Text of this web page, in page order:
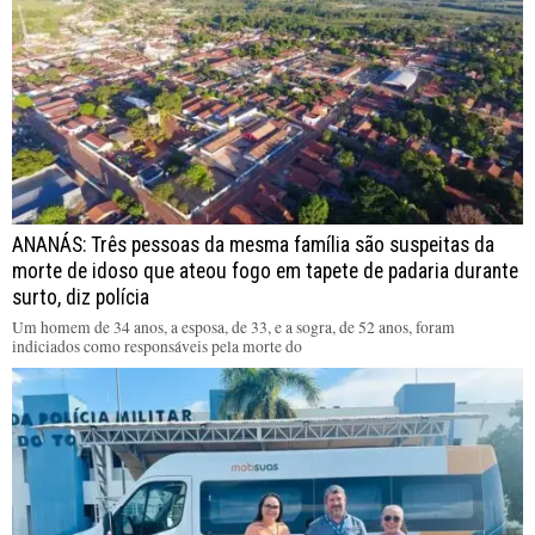
ANANÁS: Três pessoas da mesma família são suspeitas da
morte de idoso que ateou fogo em tapete de padaria durante
surto, diz polícia
Um homem de 34 anos, a esposa, de 33, e a sogra, de 52 anos, foram
indiciados como responsáveis pela morte do